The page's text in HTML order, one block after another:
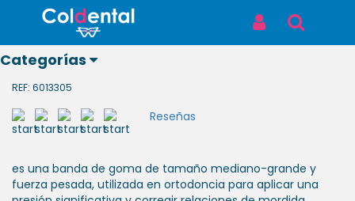
Categorías
Productos ELASTICO 3/8 14 oz ELEFANTE
ELASTICO 3/8 14 oz ELEFANTE
ELASTICO 3/8 14 oz ELEFANTE
REF: 6013305
Reseñas
es una banda de goma de tamaño mediano-grande y
fuerza pesada, utilizada en ortodoncia para aplicar una
los
productos